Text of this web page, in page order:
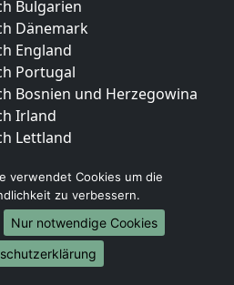
Bulgarien
Dänemark
England
Portugal
Bosnien und Herzegowina
Irland
Lettland
Kroatien
Estland
Finnland
Frankreich
Griechenland
verwendet Cookies um die
zu verbessern.
Nur notwendige Cookies